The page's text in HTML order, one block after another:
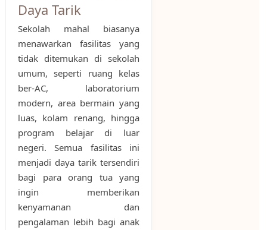
Daya Tarik
Sekolah mahal biasanya
menawarkan fasilitas yang
tidak ditemukan di sekolah
umum, seperti ruang kelas
ber-AC, laboratorium
modern, area bermain yang
luas, kolam renang, hingga
program belajar di luar
negeri. Semua fasilitas ini
menjadi daya tarik tersendiri
bagi para orang tua yang
ingin memberikan
kenyamanan dan
pengalaman lebih bagi anak